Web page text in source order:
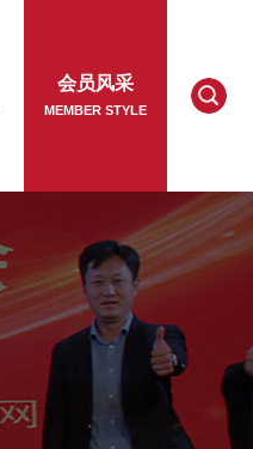
会员风采
MEMBER STYLE